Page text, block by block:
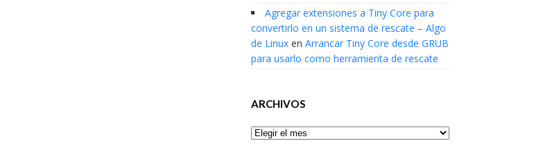
Agregar extensiones a Tiny Core para
convertirlo en un sistema de rescate – Algo
de Linux en Arrancar Tiny Core desde GRUB
para usarlo como herramienta de rescate
ARCHIVOS
Archivos